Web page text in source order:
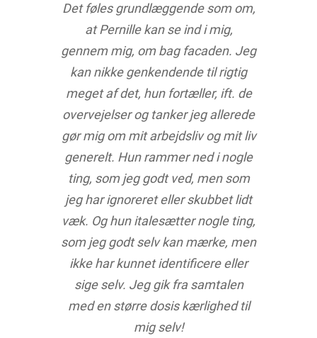
Det føles grundlæggende som om,
at Pernille kan se ind i mig,
gennem mig, om bag facaden. Jeg
kan nikke genkendende til rigtig
meget af det, hun fortæller, ift. de
overvejelser og tanker jeg allerede
gør mig om mit arbejdsliv og mit liv
generelt. Hun rammer ned i nogle
ting, som jeg godt ved, men som
jeg har ignoreret eller skubbet lidt
væk. Og hun italesætter nogle ting,
som jeg godt selv kan mærke, men
ikke har kunnet identificere eller
sige selv. Jeg gik fra samtalen
med en større dosis kærlighed til
mig selv!